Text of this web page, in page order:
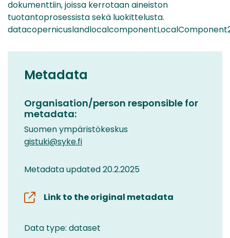
dokumenttiin, joissa kerrotaan aineiston
tuotantoprosessista sekä luokittelusta.
Metadata
Organisation/person responsible for
metadata:
Suomen ympäristökeskus
gistuki@syke.fi
Metadata updated 20.2.2025
Link to the original metadata
Data type: dataset